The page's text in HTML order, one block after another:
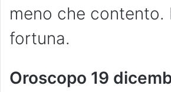
meno che contento.
fortuna.
Oroscopo 19